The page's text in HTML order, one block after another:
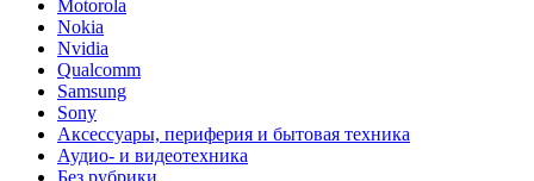
Motorola
Nokia
Nvidia
Qualcomm
Samsung
Sony
Аксессуары, периферия и бытовая техника
Аудио- и видеотехника